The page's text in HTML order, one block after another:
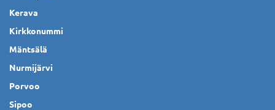
Kerava
Kirkkonummi
Mäntsälä
Nurmijärvi
Porvoo
Sipoo